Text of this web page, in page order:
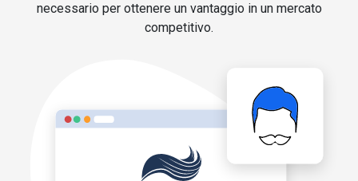
necessario per ottenere un vantaggio in un mercato
competitivo.